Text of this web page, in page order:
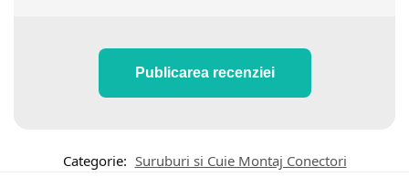
Publicarea recenziei
Categorie: Suruburi si Cuie Montaj Conectori